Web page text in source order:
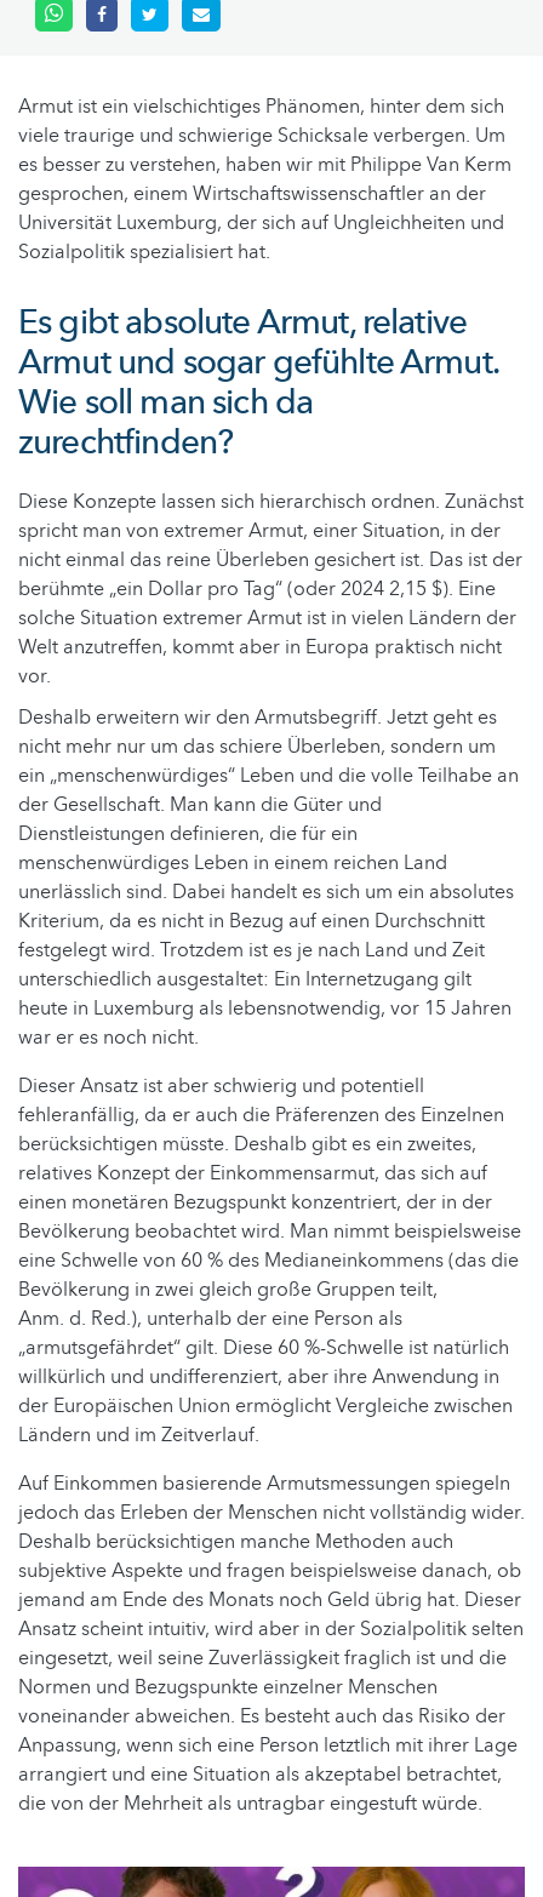
Armut ist ein vielschichtiges Phänomen, hinter dem sich
viele traurige und schwierige Schicksale verbergen. Um
es besser zu verstehen, haben wir mit Philippe Van Kerm
gesprochen, einem Wirtschaftswissenschaftler an der
Universität Luxemburg, der sich auf Ungleichheiten und
Sozialpolitik spezialisiert hat.
Es gibt absolute Armut, relative
Armut und sogar gefühlte Armut.
Wie soll man sich da
zurechtfinden?
Diese Konzepte lassen sich hierarchisch ordnen. Zunächst
spricht man von extremer Armut, einer Situation, in der
nicht einmal das reine Überleben gesichert ist. Das ist der
berühmte „ein Dollar pro Tag“ (oder 2024 2,15 $). Eine
solche Situation extremer Armut ist in vielen Ländern der
Welt anzutreffen, kommt aber in Europa praktisch nicht
vor.
Deshalb erweitern wir den Armutsbegriff. Jetzt geht es
nicht mehr nur um das schiere Überleben, sondern um
ein „menschenwürdiges“ Leben und die volle Teilhabe an
der Gesellschaft. Man kann die Güter und
Dienstleistungen definieren, die für ein
menschenwürdiges Leben in einem reichen Land
unerlässlich sind. Dabei handelt es sich um ein absolutes
Kriterium, da es nicht in Bezug auf einen Durchschnitt
festgelegt wird. Trotzdem ist es je nach Land und Zeit
unterschiedlich ausgestaltet: Ein Internetzugang gilt
heute in Luxemburg als lebensnotwendig, vor 15 Jahren
war er es noch nicht.
Dieser Ansatz ist aber schwierig und potentiell
fehleranfällig, da er auch die Präferenzen des Einzelnen
berücksichtigen müsste. Deshalb gibt es ein zweites,
relatives Konzept der Einkommensarmut, das sich auf
einen monetären Bezugspunkt konzentriert, der in der
Bevölkerung beobachtet wird. Man nimmt beispielsweise
eine Schwelle von 60 % des Medianeinkommens (das die
Bevölkerung in zwei gleich große Gruppen teilt,
Anm. d. Red.), unterhalb der eine Person als
„armutsgefährdet“ gilt. Diese 60 %-Schwelle ist natürlich
willkürlich und undifferenziert, aber ihre Anwendung in
der Europäischen Union ermöglicht Vergleiche zwischen
Ländern und im Zeitverlauf.
Auf Einkommen basierende Armutsmessungen spiegeln
jedoch das Erleben der Menschen nicht vollständig wider.
Deshalb berücksichtigen manche Methoden auch
subjektive Aspekte und fragen beispielsweise danach, ob
jemand am Ende des Monats noch Geld übrig hat. Dieser
Ansatz scheint intuitiv, wird aber in der Sozialpolitik selten
eingesetzt, weil seine Zuverlässigkeit fraglich ist und die
Normen und Bezugspunkte einzelner Menschen
voneinander abweichen. Es besteht auch das Risiko der
Anpassung, wenn sich eine Person letztlich mit ihrer Lage
arrangiert und eine Situation als akzeptabel betrachtet,
die von der Mehrheit als untragbar eingestuft würde.